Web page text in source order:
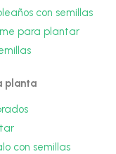
con semillas
para plantar
planta
con semillas